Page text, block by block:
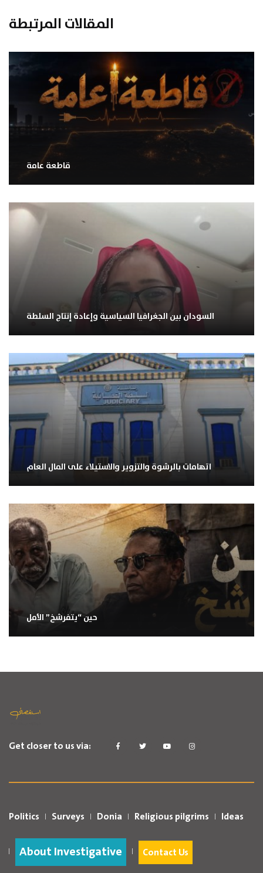
المقالات المرتبطة
قاطعة عامة
السودان بين الجغرافيا السياسية وإعادة إنتاج السلطة
اتهامات بالرشوة والتزوير والاستيلاء على المال العام
حين “يتفرشخ” الأمل
Get closer to us via:
Politics Surveys Donia Religious pilgrims Ideas
About Investigative Contact Us